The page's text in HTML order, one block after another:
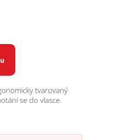
tvarovaný
se do vlasce.